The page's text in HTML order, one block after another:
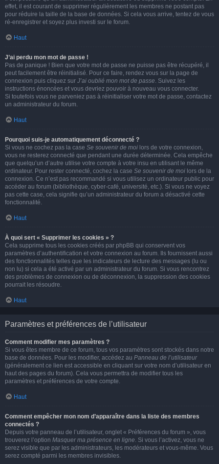
effet, il est courant de supprimer régulièrement les membres ne postant pas
pour réduire la taille de la base de données. Si cela vous arrive, tentez de vous
ré-enregistrer et soyez plus investi sur le forum.
Haut
J’ai perdu mon mot de passe !
Pas de panique ! Bien que votre mot de passe ne puisse pas être récupéré, il
peut facilement être réinitialisé. Pour ce faire, rendez vous sur la page de
connexion puis cliquez sur J’ai oublié mon mot de passe. Suivez les
instructions énoncées et vous devriez pouvoir à nouveau vous connecter.
Si toutefois vous ne parveniez pas à réinitialiser votre mot de passe, contactez
un administrateur du forum.
Haut
Pourquoi suis-je automatiquement déconnecté ?
Si vous ne cochez pas la case Se souvenir de moi lors de votre connexion,
vous ne resterez connecté que pendant une durée déterminée. Cela empêche
que quelqu’un d’autre utilise votre compte à votre insu en utilisant le même
ordinateur. Pour rester connecté, cochez la case Se souvenir de moi lors de la
connexion. Ce n’est pas recommandé si vous utilisez un ordinateur public pour
accéder au forum (bibliothèque, cyber-café, université, etc.). Si vous ne voyez
pas cette case, cela signifie qu’un administrateur du forum a désactivé cette
fonctionnalité.
Haut
À quoi sert « Supprimer les cookies » ?
Cela supprime tous les cookies créés par phpBB qui conservent vos
paramètres d’authentification et votre connexion au forum. Ils fournissent aussi
des fonctionnalités telles que les indicateurs de lecture des messages (lu ou
non lu) si cela a été activé par un administrateur du forum. Si vous rencontrez
des problèmes de connexion ou de déconnexion, la suppression des cookies
pourrait les résoudre.
Haut
Paramètres et préférences de l’utilisateur
Comment modifier mes paramètres ?
Si vous êtes membre de ce forum, tous vos paramètres sont stockés dans notre
base de données. Pour les modifier, accédez au Panneau de l’utilisateur
(généralement ce lien est accessible en cliquant sur votre nom d’utilisateur en
haut des pages du forum). Cela vous permettra de modifier tous les
paramètres et préférences de votre compte.
Haut
Comment empêcher mon nom d’apparaître dans la liste des membres
connectés ?
Depuis votre panneau de l’utilisateur, onglet « Préférences du forum », vous
trouverez l’option Masquer ma présence en ligne. Si vous l’activez, vous ne
serez visible que par les administrateurs, les modérateurs et vous-même. Vous
serez compté parmi les membres invisibles.